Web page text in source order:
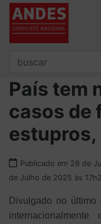
País tem
casos de
estupros,
Publicado em 28 de
de Julho de 2025 às
Divulgado no